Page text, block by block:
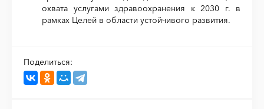
охвата услугами здравоохранения к 2030 г. в
рамках Целей в области устойчивого развития.
Поделиться: